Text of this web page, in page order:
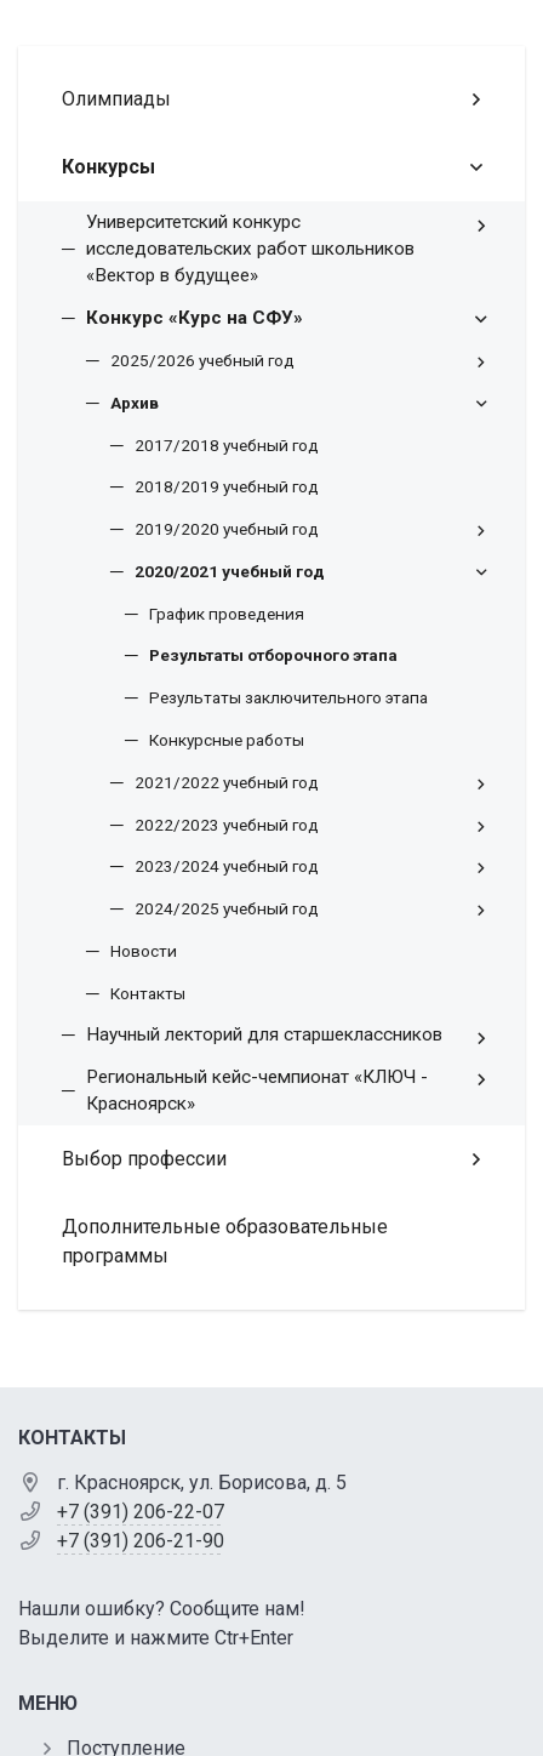
Олимпиады
Конкурсы
Университетский конкурс
исследовательских работ школьников
«Вектор в будущее»
Конкурс «Курс на СФУ»
2025/2026 учебный год
Архив
2017/2018 учебный год
2018/2019 учебный год
2019/2020 учебный год
2020/2021 учебный год
График проведения
Результаты отборочного этапа
Результаты заключительного этапа
Конкурсные работы
2021/2022 учебный год
2022/2023 учебный год
2023/2024 учебный год
2024/2025 учебный год
Новости
Контакты
Научный лекторий для старшеклассников
Региональный кейс-чемпионат «КЛЮЧ -
Красноярск»
Выбор профессии
Дополнительные образовательные
программы
КОНТАКТЫ
г. Красноярск, ул. Борисова, д. 5
+7 (391) 206-22-07
+7 (391) 206-21-90
Нашли ошибку? Сообщите нам!
Выделите и нажмите Ctr+Enter
МЕНЮ
Поступление